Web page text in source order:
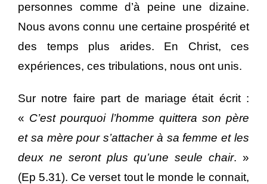
personnes comme d’à peine une dizaine.
Nous avons connu une certaine prospérité et
des temps plus arides. En Christ, ces
expériences, ces tribulations, nous ont unis.
Sur notre faire part de mariage était écrit :
« C’est pourquoi l’homme quittera son père
et sa mère pour s’attacher à sa femme et les
deux ne seront plus qu’une seule chair. »
(Ep 5.31). Ce verset tout le monde le connait,